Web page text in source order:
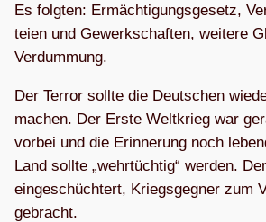
Es folg­ten: Ermäch­ti­gungs­ge­setz,
teien und Gewerk­schaf­ten, wei­tere
Verdummung.
Der Ter­ror sollte die Deut­schen
machen. Der Erste Welt­krieg war
vor­bei und die Erin­ne­rung noch
Land sollte „wehr­tüch­tig“ wer­den.
ein­ge­schüch­tert, Kriegs­geg­ner zum
gebracht.